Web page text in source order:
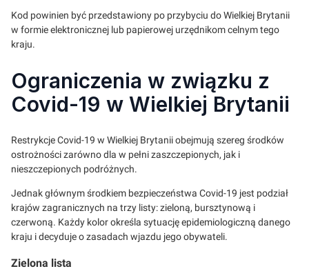
Kod powinien być przedstawiony po przybyciu do Wielkiej Brytanii
w formie elektronicznej lub papierowej urzędnikom celnym tego
kraju.
Ograniczenia w związku z
Covid-19 w Wielkiej Brytanii
Restrykcje Covid-19 w Wielkiej Brytanii obejmują szereg środków
ostrożności zarówno dla w pełni zaszczepionych, jak i
nieszczepionych podróżnych.
Jednak głównym środkiem bezpieczeństwa Covid-19 jest podział
krajów zagranicznych na trzy listy: zieloną, bursztynową i
czerwoną. Każdy kolor określa sytuację epidemiologiczną danego
kraju i decyduje o zasadach wjazdu jego obywateli.
Zielona lista